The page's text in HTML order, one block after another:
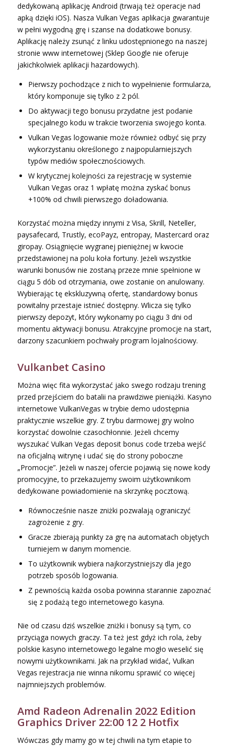
dedykowaną aplikację Android (trwają też operacje nad
apką dzięki iOS). Nasza Vulkan Vegas aplikacja gwarantuje
w pełni wygodną grę i szanse na dodatkowe bonusy.
Aplikację należy zsunąć z linku udostępnionego na naszej
stronie www internetowej (Sklep Google nie oferuje
jakichkolwiek aplikacji hazardowych).
Pierwszy pochodzące z nich to wypełnienie formularza,
który komponuje się tylko z 2 pól.
Do aktywacji tego bonusu przydatne jest podanie
specjalnego kodu w trakcie tworzenia swojego konta.
Vulkan Vegas logowanie może również odbyć się przy
wykorzystaniu określonego z najpopularniejszych
typów mediów społecznościowych.
W krytycznej kolejności za rejestrację w systemie
Vulkan Vegas oraz 1 wpłatę można zyskać bonus
+100% od chwili pierwszego doładowania.
Korzystać można między innymi z Visa, Skrill, Neteller,
paysafecard, Trustly, ecoPayz, entropay, Mastercard oraz
giropay. Osiągnięcie wygranej pieniężnej w kwocie
przedstawionej na polu koła fortuny. Jeżeli wszystkie
warunki bonusów nie zostaną przeze mnie spełnione w
ciągu 5 dób od otrzymania, owe zostanie on anulowany.
Wybierając tę ekskluzywną ofertę, standardowy bonus
powitalny przestaje istnieć dostępny. Wlicza się tylko
pierwszy depozyt, który wykonamy po ciągu 3 dni od
momentu aktywacji bonusu. Atrakcyjne promocje na start,
darzony szacunkiem pochwały program lojalnościowy.
Vulkanbet Casino
Można więc fita wykorzystać jako swego rodzaju trening
przed przejściem do batalii na prawdziwe pieniążki. Kasyno
internetowe VulkanVegas w trybie demo udostępnia
praktycznie wszelkie gry. Z trybu darmowej gry wolno
korzystać dowolnie czasochłonnie. Jeżeli chcemy
wyszukać Vulkan Vegas deposit bonus code trzeba wejść
na oficjalną witrynę i udać się do strony poboczne
„Promocje”. Jeżeli w naszej ofercie pojawią się nowe kody
promocyjne, to przekazujemy swoim użytkownikom
dedykowane powiadomienie na skrzynkę pocztową.
Równocześnie nasze zniżki pozwalają ograniczyć
zagrożenie z gry.
Gracze zbierają punkty za grę na automatach objętych
turniejem w danym momencie.
To użytkownik wybiera najkorzystniejszy dla jego
potrzeb sposób logowania.
Z pewnością każda osoba powinna starannie zapoznać
się z podażą tego internetowego kasyna.
Nie od czasu dziś wszelkie zniżki i bonusy są tym, co
przyciąga nowych graczy. Ta też jest gdyż ich rola, żeby
polskie kasyno internetowego legalne mogło weselić się
nowymi użytkownikami. Jak na przykład widać, Vulkan
Vegas rejestracja nie winna nikomu sprawić co więcej
najmniejszych problemów.
Amd Radeon Adrenalin 2022 Edition
Graphics Driver 22:00 12 2 Hotfix
Wówczas gdy mamy go w tej chwili na tym etapie to